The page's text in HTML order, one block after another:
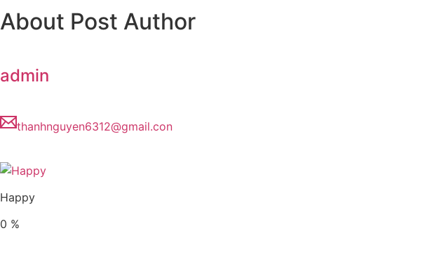
About Post Author
admin
thanhnguyen6312@gmail.con
Happy
0 %